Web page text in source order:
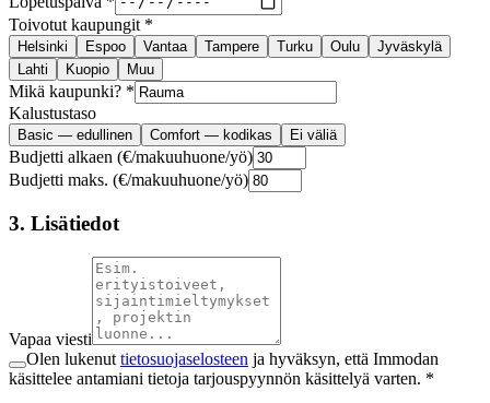
Toivotut kaupungit *
Helsinki Espoo Vantaa Tampere Turku Oulu
Jyväskylä
Lahti
Kuopio Muu
Mikä kaupunki? *
Kalustustaso
Basic — edullinen Comfort — kodikas Ei väliä
Budjetti alkaen (€/makuuhuone/yö)
Budjetti maks. (€/makuuhuone/yö)
3. Lisätiedot
Vapaa viesti
Olen lukenut tietosuojaselosteen ja hyväksyn, että Immodan
käsittelee antamiani tietoja tarjouspyynnön käsittelyä varten. *